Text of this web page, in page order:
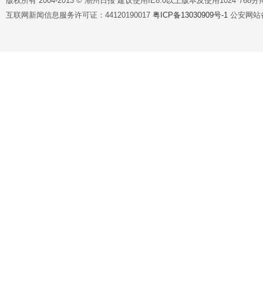
互联网新闻信息服务许可证：44120190017 粤ICP备13030909号-1 公安网站